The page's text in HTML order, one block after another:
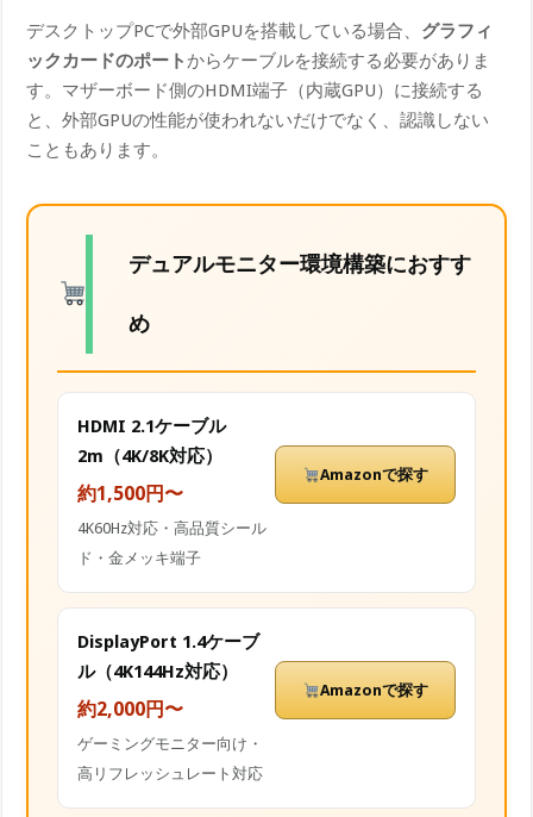
デスクトップPCで外部GPUを搭載している場合、 グラフィ
ックカードのポート からケーブルを接続する必要がありま
す。マザーボード側のHDMI端子（内蔵GPU）に接続する
と、外部GPUの性能が使われないだけでなく、認識しない
こともあります。
デュアルモニター環境構築におすす
め
HDMI 2.1ケーブル
2m（4K/8K対応）
約1,500円〜
4K60Hz対応・高品質シール
ド・金メッキ端子
Amazonで探す
DisplayPort 1.4ケーブ
ル（4K144Hz対応）
約2,000円〜
ゲーミングモニター向け・
高リフレッシュレート対応
Amazonで探す